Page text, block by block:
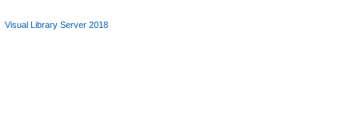
Visual Library Server 2018